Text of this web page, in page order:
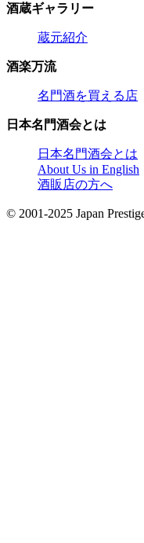
酒蔵ギャラリー
蔵元紹介
酒楽万流
名門酒を買える店
日本名門酒会とは
日本名門酒会とは
About Us in English
酒販店の方へ
© 2001-2025 Japan